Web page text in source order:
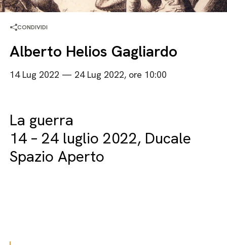
CONDIVIDI
Alberto Helios Gagliardo
14 Lug 2022 — 24 Lug 2022, ore 10:00
La guerra
14 – 24 luglio 2022, Ducale
Spazio Aperto